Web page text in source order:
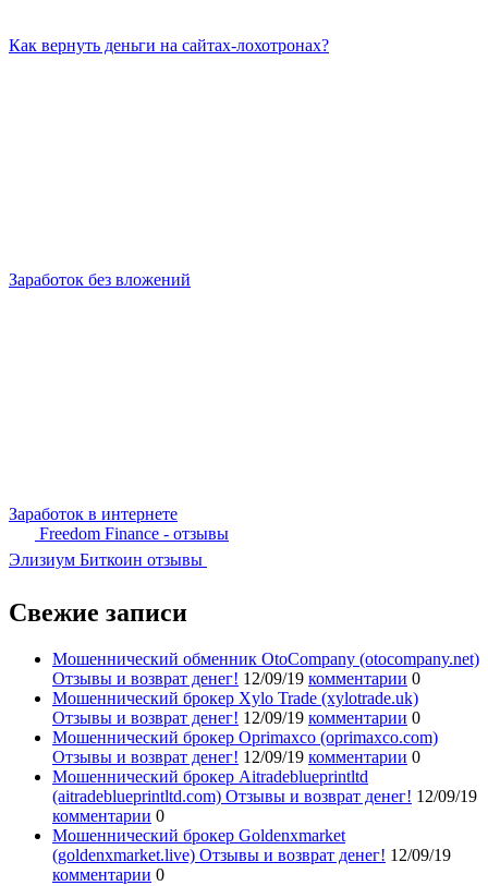
Как вернуть деньги на сайтах-лохотронах?
Заработок без вложений
Заработок в интернете
Freedom Finance - отзывы
Элизиум Биткоин отзывы
Свежие записи
Мошеннический обменник OtoCompany (otocompany.net)
Отзывы и возврат денег! 12/09/19 комментарии 0
Мошеннический брокер Xylo Trade (xylotrade.uk)
Отзывы и возврат денег! 12/09/19 комментарии 0
Мошеннический брокер Oprimaxco (oprimaxco.com)
Отзывы и возврат денег! 12/09/19 комментарии 0
Мошеннический брокер Aitradeblueprintltd
(aitradeblueprintltd.com) Отзывы и возврат денег! 12/09/19
комментарии 0
Мошеннический брокер Goldenxmarket
(goldenxmarket.live) Отзывы и возврат денег! 12/09/19
комментарии 0